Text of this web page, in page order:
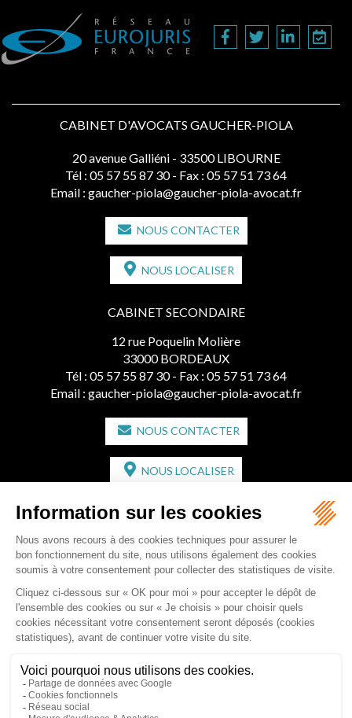
CABINET D'AVOCATS GAUCHER-PIOLA
20 avenue Galliéni - 33500 LIBOURNE
Tél : 05 57 55 87 30 - Fax : 05 57 51 73 64
Email : gaucher-piola@gaucher-piola-avocat.fr
NOUS CONTACTER
NOUS LOCALISER
CABINET SECONDAIRE
12 rue Poquelin Molière
33000 BORDEAUX
Tél : 05 57 55 87 30 - Fax : 05 57 51 73 64
Email : gaucher-piola@gaucher-piola-avocat.fr
NOUS CONTACTER
NOUS LOCALISER
CABINET SECONDAIRE
2 bis Avenue de l'Europe
33350 ST MAGNE-DE-CASTILLON
Tél :05 57 55 87 30 - Fax : 05 57 51 73 64
Email :gaucher-piola@gaucher-piola-avocat.fr
NOUS CONTACTER
NOUS LOCALISER